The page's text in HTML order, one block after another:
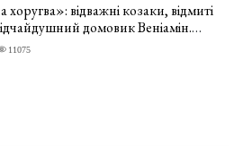
відважні козаки, відмиті
домовик Веніамін.
11075